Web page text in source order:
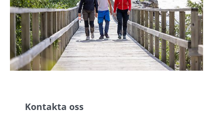
Kontakta oss